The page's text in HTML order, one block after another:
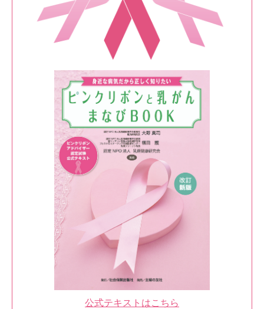
公式テキストはこちら